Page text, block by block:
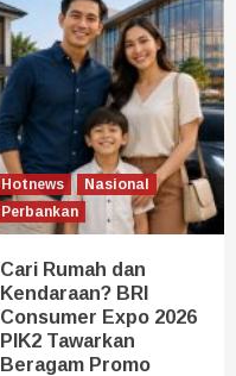
Hotnews
Nasional
Perbankan
Cari Rumah dan
Kendaraan? BRI
Consumer Expo 2026
PIK2 Tawarkan
Beragam Promo